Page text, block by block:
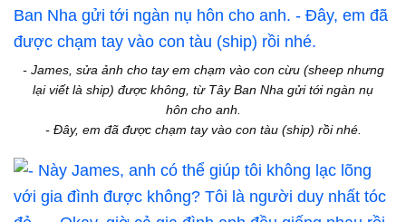
- James, sửa ảnh cho tay em chạm vào con cừu (sheep nhưng
lại viết là ship) được không, từ Tây Ban Nha gửi tới ngàn nụ
hôn cho anh.
- Đây, em đã được chạm tay vào con tàu (ship) rồi nhé.